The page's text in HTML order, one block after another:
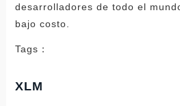
desarrolladores de todo el
bajo costo.
Tags：
XLM